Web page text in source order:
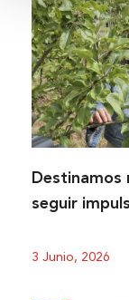
Destinamos
seguir
3 Junio, 2026